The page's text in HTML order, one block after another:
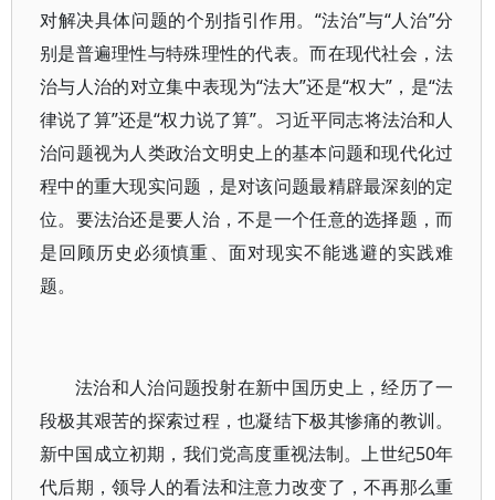
对解决具体问题的个别指引作用。“法治”与“人治”分
别是普遍理性与特殊理性的代表。而在现代社会，法
治与人治的对立集中表现为“法大”还是“权大”，是“法
律说了算”还是“权力说了算”。习近平同志将法治和人
治问题视为人类政治文明史上的基本问题和现代化过
程中的重大现实问题，是对该问题最精辟最深刻的定
位。要法治还是要人治，不是一个任意的选择题，而
是回顾历史必须慎重、面对现实不能逃避的实践难
题。
法治和人治问题投射在新中国历史上，经历了一
段极其艰苦的探索过程，也凝结下极其惨痛的教训。
新中国成立初期，我们党高度重视法制。上世纪50年
代后期，领导人的看法和注意力改变了，不再那么重